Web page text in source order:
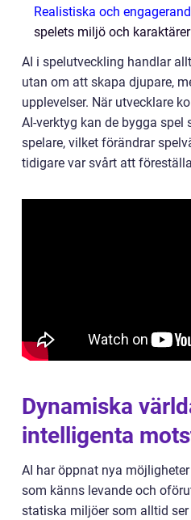
Realistiska och
spelets miljö och karaktärer
AI i spelutveckling handlar
utan om att skapa djupare,
upplevelser. När utvecklare
AI-verktyg kan de bygga
spelare, vilket förändrar
tidigare var svårt att
Dynamiska
intelligenta
AI har öppnat nya
som känns levande och
statiska miljöer som alltid